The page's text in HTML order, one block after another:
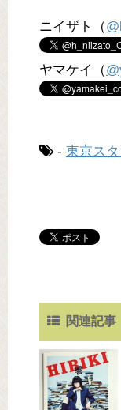
ニイザト（
ヤマケイ（
- 東京ス
関連記事